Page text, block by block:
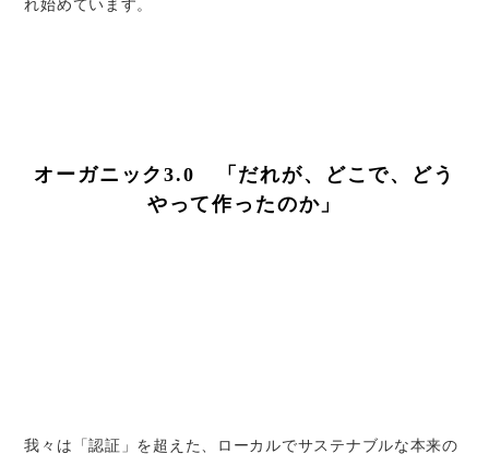
れ始めています。
オーガニック3.0　「だれが、どこで、どう
やって作ったのか」
我々は「認証」を超えた、ローカルでサステナブルな本来の